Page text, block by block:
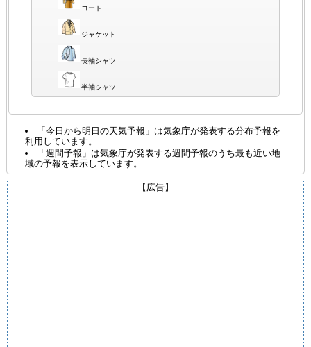
コート
ジャケット
長袖シャツ
半袖シャツ
「今日から明日の天気予報」は気象庁が発表する分布予報を
利用しています。
「週間予報」は気象庁が発表する週間予報のうち最も近い地
域の予報を表示しています。
【広告】